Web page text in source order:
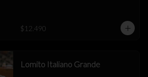
$12.490
Lomito Italiano Grande